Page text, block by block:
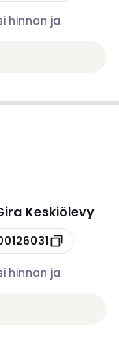
hinnan ja
Keskiölevy
hinnan ja